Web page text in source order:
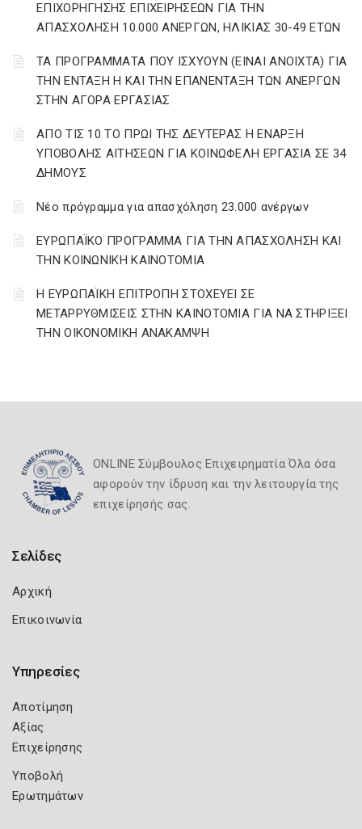
ΕΠΙΧΟΡΗΓΗΣΗΣ ΕΠΙΧΕΙΡΗΣΕΩΝ ΓΙΑ ΤΗΝ
ΑΠΑΣΧΟΛΗΣΗ 10.000 ΑΝΕΡΓΩΝ, ΗΛΙΚΙΑΣ 30-49 ΕΤΩΝ
ΤΑ ΠΡΟΓΡΑΜΜΑΤΑ ΠΟΥ ΙΣΧΥΟΥΝ (ΕΙΝΑΙ ΑΝΟΙΧΤΑ) ΓΙΑ
ΤΗΝ ΕΝΤΑΞΗ Η ΚΑΙ ΤΗΝ ΕΠΑΝΕΝΤΑΞΗ ΤΩΝ ΑΝΕΡΓΩΝ
ΣΤΗΝ ΑΓΟΡΑ ΕΡΓΑΣΙΑΣ
AΠΟ ΤΙΣ 10 ΤΟ ΠΡΩΙ ΤΗΣ ΔΕΥΤΕΡΑΣ Η ΕΝΑΡΞΗ
ΥΠΟΒΟΛΗΣ ΑΙΤΗΣΕΩΝ ΓΙΑ ΚΟΙΝΩΦΕΛΗ ΕΡΓΑΣΙΑ ΣΕ 34
ΔΗΜΟΥΣ
Νέο πρόγραμμα για απασχόληση 23.000 ανέργων
ΕΥΡΩΠΑΪΚΟ ΠΡΟΓΡΑΜΜΑ ΓΙΑ ΤΗΝ ΑΠΑΣΧΟΛΗΣΗ ΚΑΙ
ΤΗΝ ΚΟΙΝΩΝΙΚΗ ΚΑΙΝΟΤΟΜΙΑ
Η ΕΥΡΩΠΑΪΚΗ ΕΠΙΤΡΟΠΗ ΣΤΟΧΕΥΕΙ ΣΕ
ΜΕΤΑΡΡΥΘΜΙΣΕΙΣ ΣΤΗΝ ΚΑΙΝΟΤΟΜΙΑ ΓΙΑ ΝΑ ΣΤΗΡΙΞΕΙ
ΤΗΝ ΟΙΚΟΝΟΜΙΚΗ ΑΝΑΚΑΜΨΗ
ONLINE Σύμβουλος Επιχειρηματία Όλα όσα
αφορούν την ίδρυση και την λειτουργία της
επιχείρησής σας.
Σελίδες
Αρχική
Επικοινωνία
Υπηρεσίες
Αποτίμηση
Αξίας
Επιχείρησης
Υποβολή
Ερωτημάτων